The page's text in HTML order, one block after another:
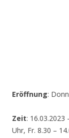
Eröffnung:
Zeit: 16.03.2023
Uhr, Fr. 8.30 –